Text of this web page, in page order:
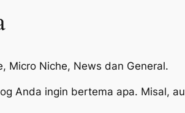
Micro Niche, News dan General.
Anda ingin bertema apa. Misal,